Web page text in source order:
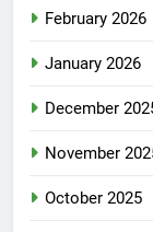
February 2026
January 2026
December
November
October 2025